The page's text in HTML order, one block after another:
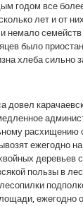
годом все
лет и от
немало
было
хлеба сильно
довел
ежегодно
пользы в
ежегодно